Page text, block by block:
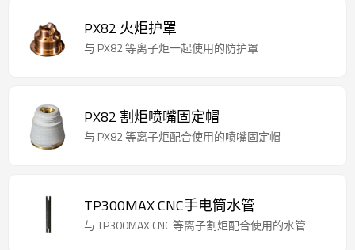
PX82 火炬护罩
与 PX82 等离子炬一起使用的防护罩
PX82 割炬喷嘴固定帽
与 PX82 等离子炬配合使用的喷嘴固定帽
TP300MAX CNC手电筒水管
与 TP300MAX CNC 等离子割炬配合使用的水管